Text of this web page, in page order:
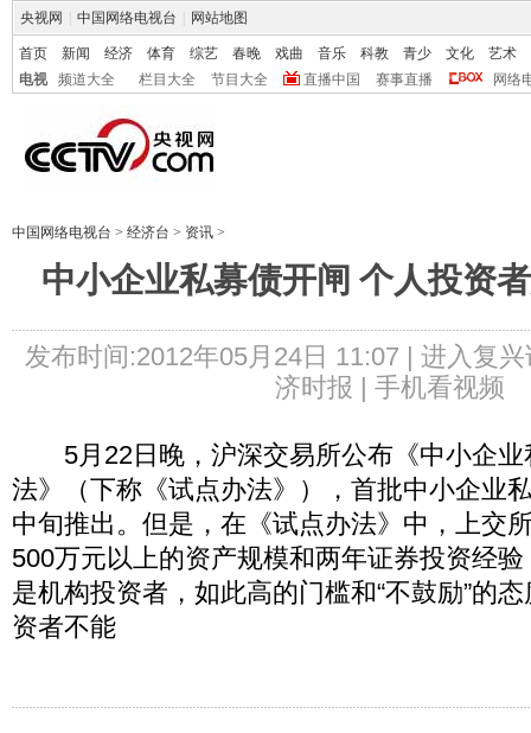
央视网 中国网络电视台 网站地图
首页 新闻 经济 体育 综艺 春晚 戏曲 音乐 科教 青少 文化
艺术
电视
频道大全 栏目大全 节目大全 直播中国 赛事直播 网络
中国网络电视台 > 经济台 > 资讯 >
中小企业私募债开闸 个人投资
发布时间:2012年05月24日 11:07 | 进入复兴
济时报 | 手机看视频
5月22日晚，沪深交易所公布《中小企业
法》（下称《试点办法》），首批中小企业
中旬推出。但是，在《试点办法》中，上交
500万元以上的资产规模和两年证券投资经
是机构投资者，如此高的门槛和“不鼓励”的
资者不能